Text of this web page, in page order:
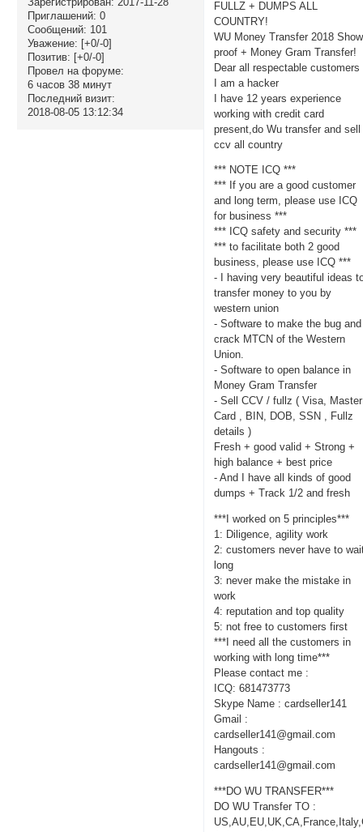
Приглашений: 0
Сообщений: 101
Уважение: [+0/-0]
Позитив: [+0/-0]
Провел на форуме:
6 часов 38 минут
Последний визит:
2018-08-05 13:12:34
FULLZ + DUMPS ALL
COUNTRY!
WU Money Transfer 2018 Show
proof + Money Gram Transfer!
Dear all respectable customers
I am a hacker
I have 12 years experience
working with credit card
present,do Wu transfer and sell
ccv all country
*** NOTE ICQ ***
*** If you are a good customer
and long term, please use ICQ
for business ***
*** ICQ safety and security ***
*** to facilitate both 2 good
business, please use ICQ ***
- I having very beautiful ideas
transfer money to you by
western union
- Software to make the bug and
crack MTCN of the Western
Union.
- Software to open balance in
Money Gram Transfer
- Sell CCV / fullz ( Visa, Master
Card , BIN, DOB, SSN , Fullz
details )
Fresh + good valid + Strong +
high balance + best price
- And I have all kinds of good
dumps + Track 1/2 and fresh
***I worked on 5 principles***
1: Diligence, agility work
2: customers never have to
long
3: never make the mistake in
work
4: reputation and top quality
5: not free to customers first
***I need all the customers in
working with long time***
Please contact me :
ICQ: 681473773
Skype Name : cardseller141
Gmail :
cardseller141@gmail.com
Hangouts :
cardseller141@gmail.com
***DO WU TRANSFER***
DO WU Transfer TO :